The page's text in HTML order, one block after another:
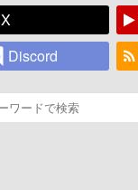
X
Discord